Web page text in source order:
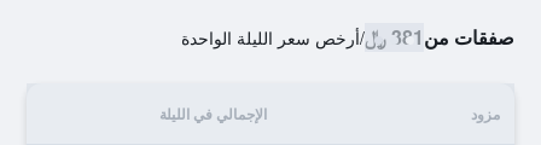
صفقات من381 ﷼ /أرخص سعر الليلة الواحدة
مزود الإجمالي في الليلة